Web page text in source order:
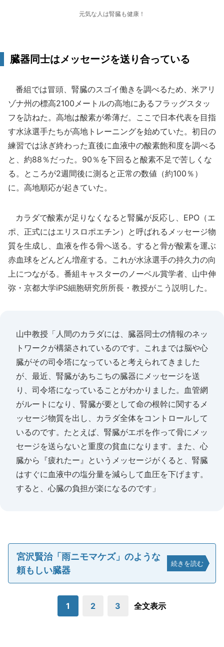
元気な人は腎臓も健康！
臓器同士はメッセージを送り合っている
番組では冒頭、腎臓のスゴイ働きを調べるため、米アリ
ゾナ州の標高2100メートルの高地にあるフラッグスタッ
フを訪ねた。高地は酸素が希薄だ。ここで日本代表を目指
す水泳選手たちが高地トレーニングを始めていた。初日の
練習では泳ぎ終わった直後に血液中の酸素飽和度を調べる
と、約88％だった。90％を下回ると酸素不足で苦しくな
る。ところが2週間後に測ると正常の数値（約100％）
に。高地順応が起きていた。
カラダで酸素が足りなくなると腎臓が反応し、EPO（エ
ポ、正式にはエリスロポエチン）と呼ばれるメッセージ物
質を生成し、血液を作る骨へ送る。すると骨が酸素を運ぶ
赤血球をどんどん増産する。これが水泳選手の持久力の向
上につながる。番組キャスターのノーベル賞学者、山中伸
弥・京都大学iPS細胞研究所所長・教授がこう説明した。
山中教授「人間のカラダには、臓器同士の情報のネッ
トワークが構築されているのです。これまでは脳や心
臓がその司令塔になっていると考えられてきました
が、最近、腎臓があちこちの臓器にメッセージを送
り、司令塔になっていることがわかりました。血管網
がルートになり、腎臓が要として命の根幹に関するメ
ッセージ物質を出し、カラダ全体をコントロールして
いるのです。たとえば、腎臓がエポを作って骨にメッ
セージを送らないと重度の貧血になります。また、心
臓から『疲れたー』というメッセージがくると、腎臓
はすぐに血液中の塩分量を減らして血圧を下げます。
すると、心臓の負担が楽になるのです」
宮沢賢治「雨ニモマケズ」のような
頼もしい臓器
続きを読む
1 2 3 全文表示